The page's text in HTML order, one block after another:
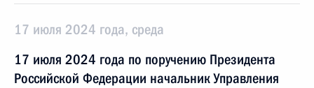
17 июля 2024 года, среда
17 июля 2024 года по поручению Президента
Российской Федерации начальник Управления